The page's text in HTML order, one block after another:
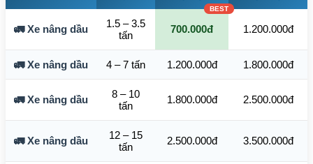
🚛 Xe nâng dầu
1.5 – 3.5
tấn
700.000đ 1.200.000đ
🚛 Xe nâng dầu 4 – 7 tấn 1.200.000đ 1.800.000đ
🚛 Xe nâng dầu
8 – 10
tấn
1.800.000đ 2.500.000đ
🚛 Xe nâng dầu
12 – 15
tấn
2.500.000đ 3.500.000đ